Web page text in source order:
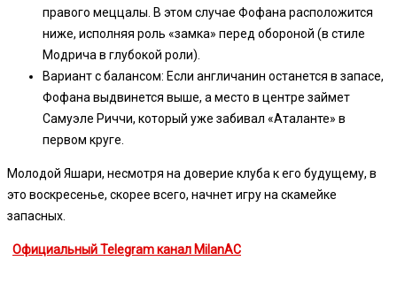
правого меццалы. В этом случае Фофана расположится
ниже, исполняя роль «замка» перед обороной (в стиле
Модрича в глубокой роли).
Вариант с балансом: Если англичанин останется в запасе,
Фофана выдвинется выше, а место в центре займет
Самуэле Риччи, который уже забивал «Аталанте» в
первом круге.
Молодой Яшари, несмотря на доверие клуба к его будущему, в
это воскресенье, скорее всего, начнет игру на скамейке
запасных.
Официальный Telegram канал MilanAC